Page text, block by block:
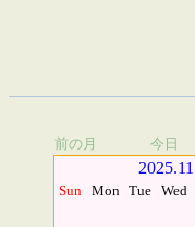
前の月 今日
2025.11
Sun Mon Tue Wed